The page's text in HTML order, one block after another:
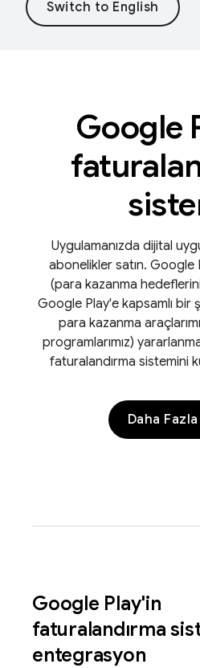
Google
Uygulamanızda dijital
abonelikler satın.
(para kazanma
Google Play'e kapsamlı bir
para kazanma
programlarımız)
faturalandırma sistemini
Daha
Google Play'in
faturalandırma
entegrasyon